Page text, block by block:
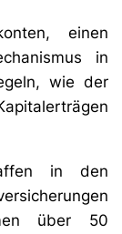
einen
in
wie der
in den
über 50